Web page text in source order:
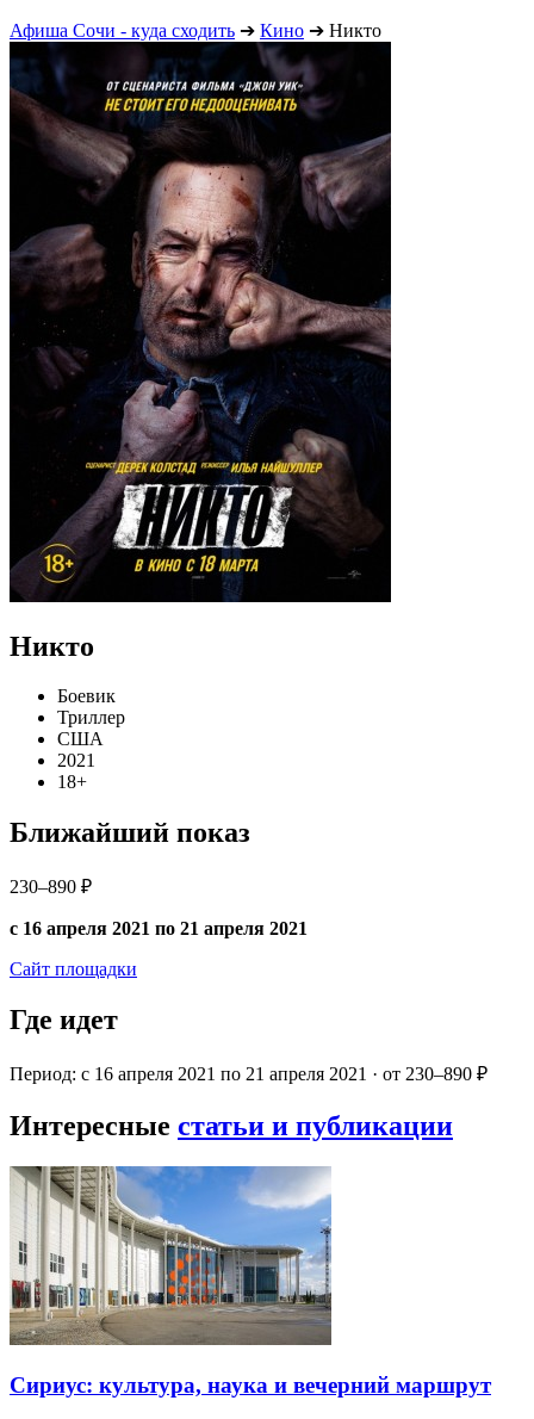
Афиша Сочи - куда сходить ➔ Кино ➔ Никто
Никто
Боевик
Триллер
США
2021
18+
Ближайший показ
230–890 ₽
с 16 апреля 2021 по 21 апреля 2021
Сайт площадки
Где идет
Период: с 16 апреля 2021 по 21 апреля 2021 · от 230–890 ₽
Интересные статьи и публикации
Сириус: культура, наука и вечерний маршрут